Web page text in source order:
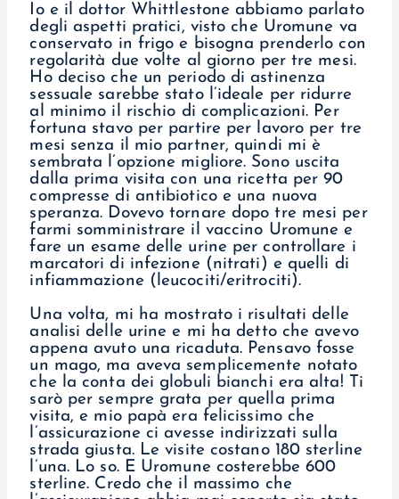
Io e il dottor Whittlestone abbiamo parlato
degli aspetti pratici, visto che Uromune va
conservato in frigo e bisogna prenderlo con
regolarità due volte al giorno per tre mesi.
Ho deciso che un periodo di astinenza
sessuale sarebbe stato l’ideale per ridurre
al minimo il rischio di complicazioni. Per
fortuna stavo per partire per lavoro per tre
mesi senza il mio partner, quindi mi è
sembrata l’opzione migliore. Sono uscita
dalla prima visita con una ricetta per 90
compresse di antibiotico e una nuova
speranza. Dovevo tornare dopo tre mesi per
farmi somministrare il vaccino Uromune e
fare un esame delle urine per controllare i
marcatori di infezione (nitrati) e quelli di
infiammazione (leucociti/eritrociti).
Una volta, mi ha mostrato i risultati delle
analisi delle urine e mi ha detto che avevo
appena avuto una ricaduta. Pensavo fosse
un mago, ma aveva semplicemente notato
che la conta dei globuli bianchi era alta! Ti
sarò per sempre grata per quella prima
visita, e mio papà era felicissimo che
l’assicurazione ci avesse indirizzati sulla
strada giusta. Le visite costano 180 sterline
l’una. Lo so. E Uromune costerebbe 600
sterline. Credo che il massimo che